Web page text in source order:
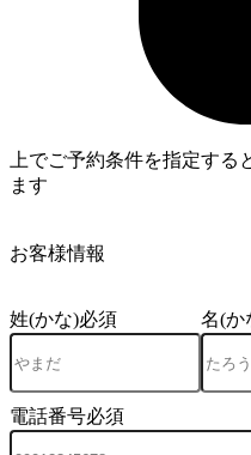
上でご予約条件を指定す
ます
お客様情報
姓(かな)必須 名(か
電話番号必須